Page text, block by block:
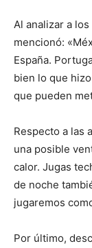
Al analizar a
mencionó:
España.
bien lo que
que pueden
Respecto a las
una posible
calor. Jugas
de noche
jugaremos
Por último,